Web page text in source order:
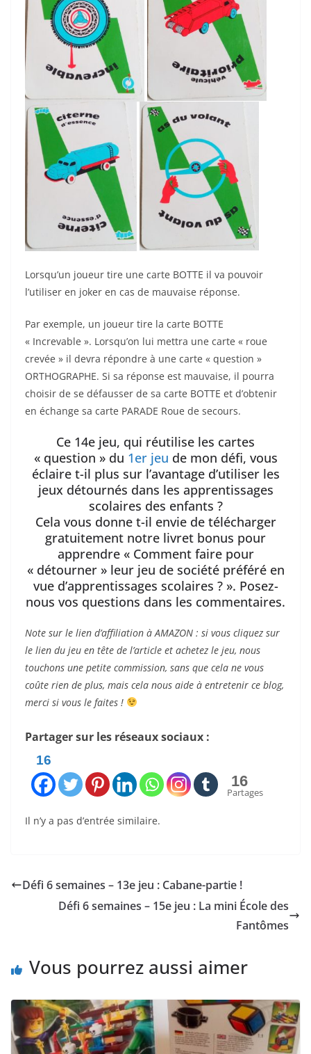
Lorsqu’un joueur tire une carte BOTTE il va pouvoir
l’utiliser en joker en cas de mauvaise réponse.
Par exemple, un joueur tire la carte BOTTE
« Increvable ». Lorsqu’on lui mettra une carte « roue
crevée » il devra répondre à une carte­ « question »
ORTHOGRAPHE. Si sa réponse est mauvaise, il pourra
choisir de se défausser de sa carte BOTTE et d’obtenir
en échange sa carte PARADE Roue de secours.
Ce 14e jeu, qui réutilise les cartes
« question » du 1er jeu de mon défi, vous
éclaire t-il plus sur l’avantage d’utiliser les
jeux détournés dans les apprentissages
scolaires des enfants ?
Cela vous donne t-il envie de télécharger
gratuitement notre livret bonus pour
apprendre « Comment faire pour
« détourner » leur jeu de société préféré en
vue d’apprentissages scolaires ? ». Posez-
nous vos questions dans les commentaires.
Note sur le lien d’affiliation à AMAZON : si vous cliquez sur
le lien du jeu en tête de l’article et achetez le jeu, nous
touchons une petite commission, sans que cela ne vous
coûte rien de plus, mais cela nous aide à entretenir ce blog,
merci si vous le faites !
Partager sur les réseaux sociaux :
16
16
Partages
Il n’y a pas d’entrée similaire.
Défi 6 semaines – 13e jeu : Cabane-partie !
Défi 6 semaines – 15e jeu : La mini École des
Fantômes
Vous pourrez aussi aimer